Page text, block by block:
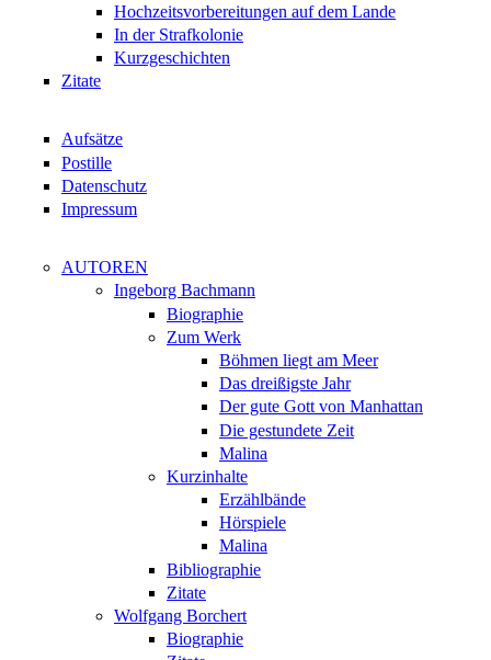
Hochzeitsvorbereitungen auf dem Lande
In der Strafkolonie
Kurzgeschichten
Zitate
Aufsätze
Postille
Datenschutz
Impressum
AUTOREN
Ingeborg Bachmann
Biographie
Zum Werk
Böhmen liegt am Meer
Das dreißigste Jahr
Der gute Gott von Manhattan
Die gestundete Zeit
Malina
Kurzinhalte
Erzählbände
Hörspiele
Malina
Bibliographie
Zitate
Wolfgang Borchert
Biographie